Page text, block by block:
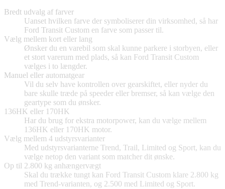
Bredt udvalg af farver
Uanset hvilken farve der symboliserer din virksomhed, så har
Ford Transit Custom en farve som passer til.
Vælg mellem kort eller lang
Ønsker du en varebil som skal kunne parkere i storbyen, eller
et stort varerum med plads, så kan Ford Transit Custom
vælges i to længder.
Manuel eller automatgear
Vil du selv have kontrollen over gearskiftet, eller nyder du
bare skulle træde på speeder eller bremser, så kan vælge den
geartype som du ønsker.
136HK eller 170HK
Har du brug for ekstra motorpower, kan du vælge mellem
136HK eller 170HK motor.
Vælg mellem 4 udstyrsvarianter
Med udstyrsvarianterne Trend, Trail, Limited og Sport, kan du
vælge netop den variant som matcher dit ønske.
Op til 2.800 kg anhængervægt
Skal du trække tungt kan Ford Transit Custom klare 2.800 kg
med Trend-varianten, og 2.500 med Limited og Sport.